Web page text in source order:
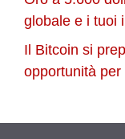
globale e i tuoi
Il Bitcoin si
opportunità